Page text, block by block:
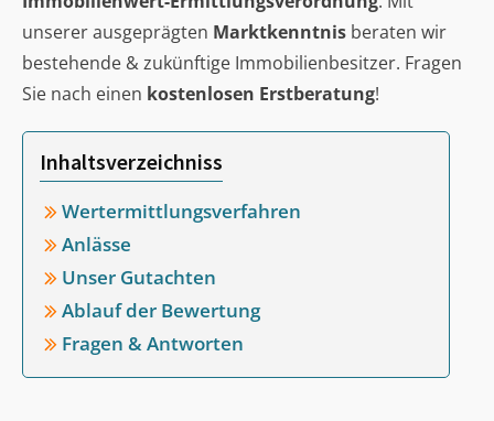
unserer ausgeprägten Marktkenntnis beraten wir
bestehende & zukünftige Immobilienbesitzer. Fragen
Sie nach einen kostenlosen Erstberatung!
Inhaltsverzeichniss
Wertermittlungsverfahren
Anlässe
Unser Gutachten
Ablauf der Bewertung
Fragen & Antworten